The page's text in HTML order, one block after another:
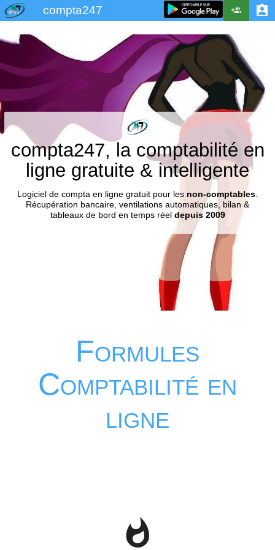
compta247
compta247, la comptabilité en
ligne gratuite & intelligente
Logiciel de compta en ligne gratuit pour les non-comptables
Récupération bancaire, ventilations automatiques, bilan &
tableaux de bord en temps réel depuis 2009
Formules
Comptabilité en
ligne